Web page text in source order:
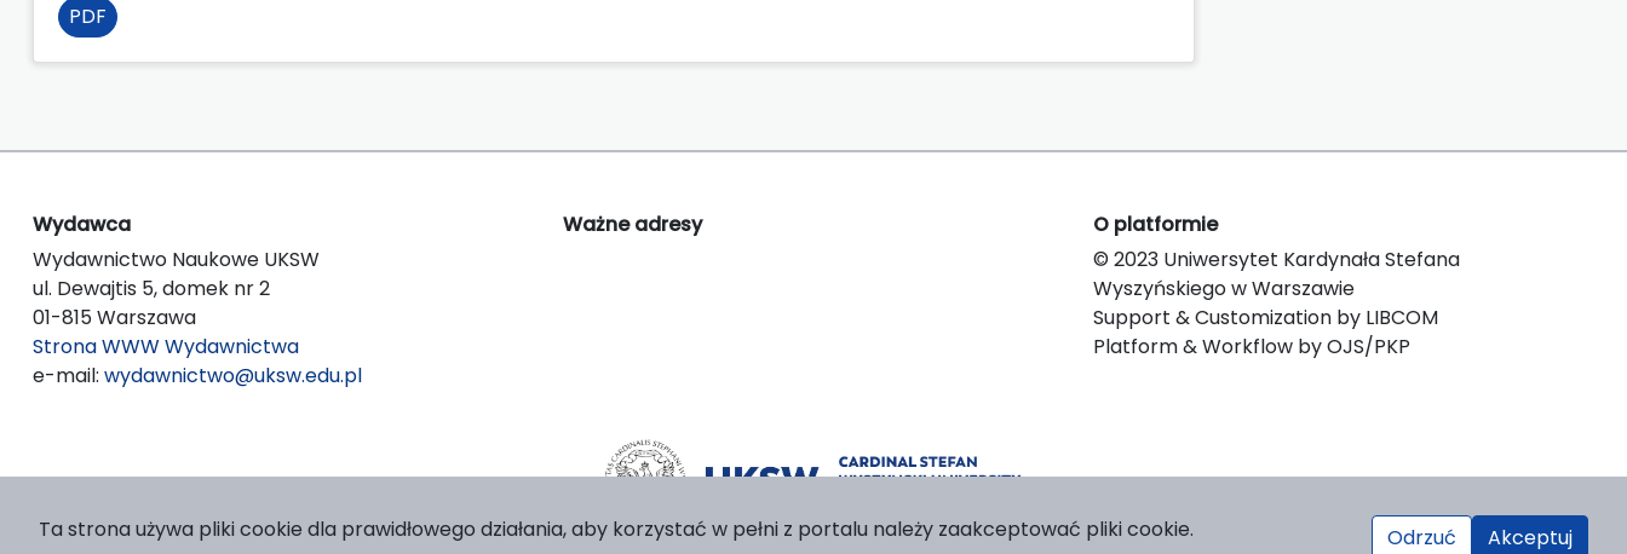
PDF
Wydawca
Wydawnictwo Naukowe UKSW
ul. Dewajtis 5, domek nr 2
01-815 Warszawa
Strona WWW Wydawnictwa
e-mail: wydawnictwo@uksw.edu.pl
Ważne adresy
O platformie
© 2023 Uniwersytet Kardynała Stefana
Wyszyńskiego w Warszawie
Support & Customization by LIBCOM
Platform & Workflow by OJS/PKP
Ta strona używa pliki cookie dla prawidłowego działania, aby korzystać w pełni z portalu należy zaakceptować pliki cookie. Odrzuć Akceptuj